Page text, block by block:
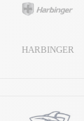
HARBINGER